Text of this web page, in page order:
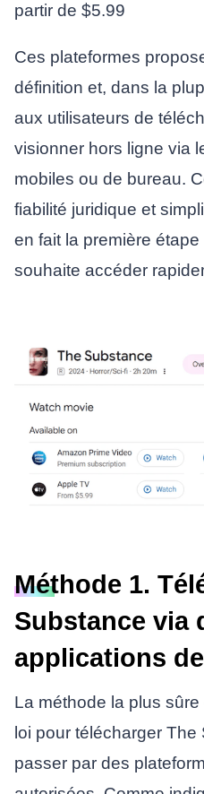
partir de $5.99
Ces plateformes
définition et, dans la
aux utilisateurs de
visionner hors ligne via
mobiles ou de bureau.
fiabilité juridique et
en fait la première
souhaite accéder
Méthode 1.
Substance via
applications
La méthode la plus
loi pour télécharger
passer par des